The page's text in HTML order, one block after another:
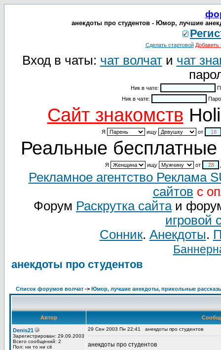
анекдоты про студентов - Юмор, лучшие
Сделать стартовой Добавить
Вход в чаты: чат волчати чат
Ник в чате:
Ник в чате:
Cайт знакомств
Я ищу от
Реальные бесплатные
Я ищу от
Рекламное агентство Реклама
сайтов с
Форум Раскрутка сайтаи
игровой
Сонник. Анекдоты.
анекдоты про студентов
Список форумов волчат -> Юмор, лучшие анекдоты, прикольные
Автор
Denis21
Зарегистрирован: 29.09.2003
Всего сообщений: 2
Пол: ни то ни сё
29 Сен 2003 Пн 22:41 анекдоты про студентов
анекдоты про студентов